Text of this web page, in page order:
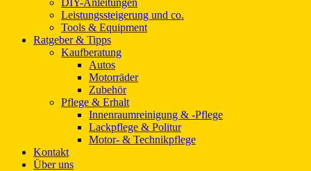
Leistungssteigerung und co.
Tools & Equipment
Ratgeber & Tipps
Kaufberatung
Autos
Motorräder
Zubehör
Pflege & Erhalt
Innenraumreinigung & -Pflege
Lackpflege & Politur
Motor- & Technikpflege
Kontakt
Über uns